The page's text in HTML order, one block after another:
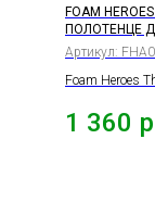
FOAM
ПОЛОТЕНЦЕ
1100Г/М2
Артикул:
Foam Heroes
1 360